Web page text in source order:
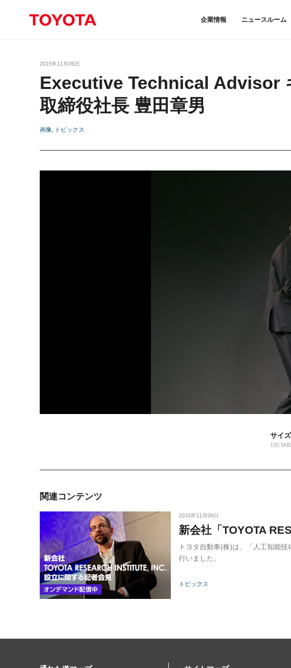
企業情報 ニュースルーム
2015年11月06日
Executive Technical Advisor
取締役社長 豊田章男
画像 トピックス
サイ
130.5KB
関連コンテンツ
2015年11月06日
新会社「TOYOTA
トヨタ自動車(株)は、「人工知能
行いました。
トピックス